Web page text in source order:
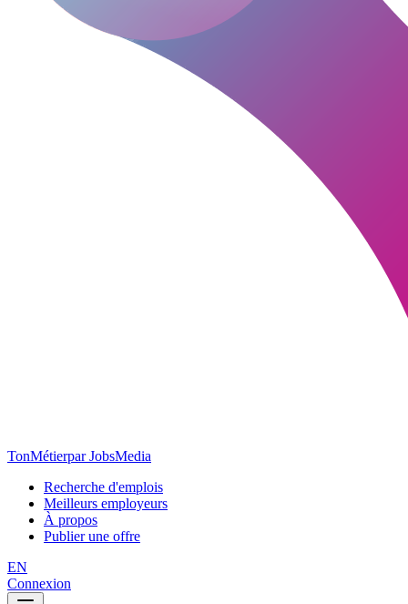
TonMétierpar JobsMedia
Recherche d'emplois
Meilleurs employeurs
À propos
Publier une offre
EN
Connexion